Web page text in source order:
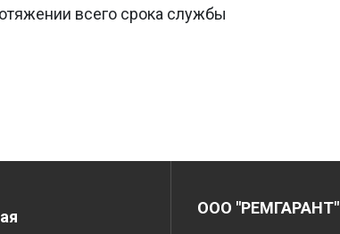
всего срока службы
ООО "РЕМГАРАНТ"